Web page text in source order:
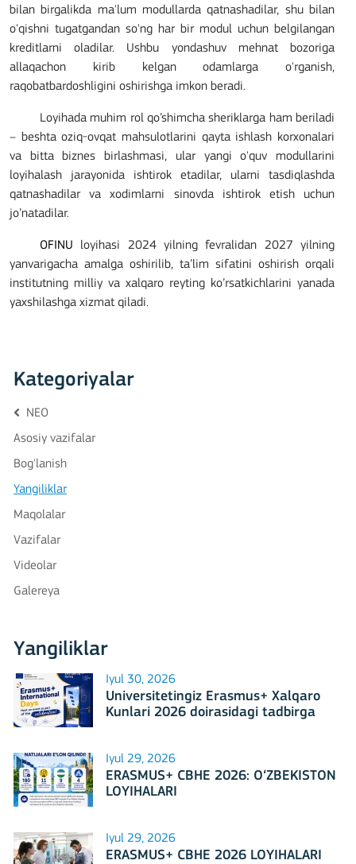
bilan birgalikda ma'lum modullarda qatnashadilar, shu bilan
o'qishni tugatgandan so'ng har bir modul uchun belgilangan
kreditlarni oladilar. Ushbu yondashuv mehnat bozoriga
allaqachon kirib kelgan odamlarga o'rganish,
raqobatbardoshligini oshirishga imkon beradi.
Loyihada muhim rol qo’shimcha sheriklarga ham beriladi
– beshta oziq-ovqat mahsulotlarini qayta ishlash korxonalari
va bitta biznes birlashmasi, ular yangi o'quv modullarini
loyihalash jarayonida ishtirok etadilar, ularni tasdiqlashda
qatnashadilar va xodimlarni sinovda ishtirok etish uchun
jo’natadilar.
OFINU loyihasi 2024 yilning fevralidan 2027 yilning
yanvarigacha amalga oshirilib, ta’lim sifatini oshirish orqali
institutning milliy va xalqaro reyting ko’rsatkichlarini yanada
yaxshilashga xizmat qiladi.
Kategoriyalar
NEO
Asosiy vazifalar
Bog'lanish
Yangiliklar
Maqolalar
Vazifalar
Videolar
Galereya
Yangiliklar
Iyul 30, 2026
Universitetingiz Erasmus+ Xalqaro
Kunlari 2026 doirasidagi tadbirga
Iyul 29, 2026
ERASMUS+ CBHE 2026: O‘ZBEKISTON
LOYIHALARI
Iyul 29, 2026
ERASMUS+ CBHE 2026 LOYIHALARI